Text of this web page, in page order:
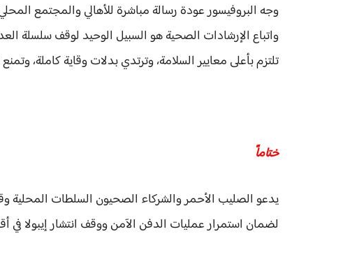
وجه البروفيسور عودة رسالة مباشرة للأهالي والمجتمع
واتباع الإرشادات الصحية هو السبيل الوحيد لوقف سلسلة
تلتزم بأعلى معايير السلامة، وترتدي بدلات وقاية كاملة،
ختاماً
يدعو الصليب الأحمر والشركاء الصحيون السلطات المحلية
لضمان استمرار عمليات الدفن الآمن ووقف انتشار إيبولا